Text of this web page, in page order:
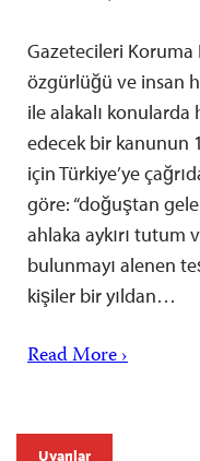
Gazetecileri Koruma
özgürlüğü ve insan
ile alakalı konularda
edecek bir kanunun
için Türkiye’ye
göre: “doğuştan
ahlaka aykırı tutum
bulunmayı alenen
kişiler bir yıldan…
Read More ›
Uyarılar